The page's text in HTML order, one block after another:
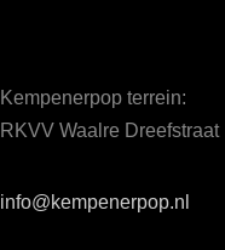
Kempenerpop terrein:
RKVV Waalre Dreefstraat
info@kempenerpop.nl